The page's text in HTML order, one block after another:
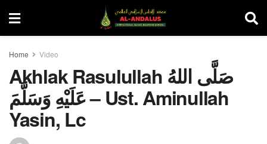
Home Video
Akhlak Rasulullah صَلَّى اللهُ
عَلَيْهِ وَسَلَّمَ – Ust. Aminullah
Yasin, Lc